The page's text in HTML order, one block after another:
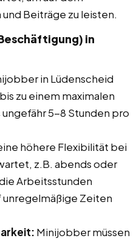
Beiträge zu leisten.
in
in Lüdenscheid
zu einem maximalen
5-8 Stunden pro
höhere Flexibilität bei
z.B. abends oder
Arbeitsstunden
unregelmäßige Zeiten
Minijobber müssen